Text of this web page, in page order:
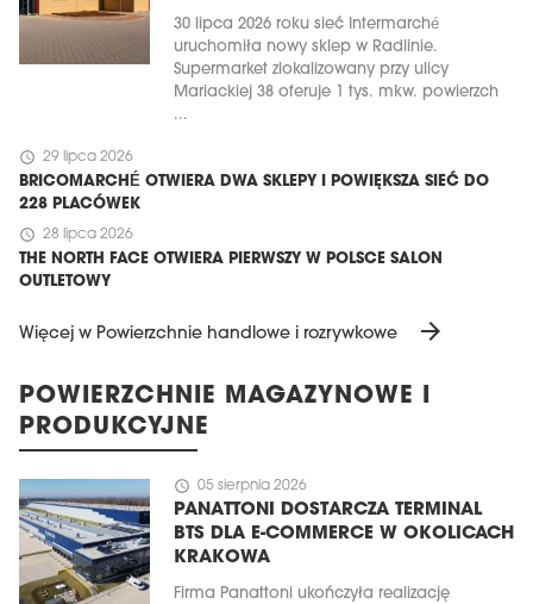
30 lipca 2026 roku sieć Intermarché
uruchomiła nowy sklep w Radlinie.
Supermarket zlokalizowany przy ulicy
Mariackiej 38 oferuje 1 tys. mkw. powierzch
...
schedule 29 lipca 2026
BRICOMARCHÉ OTWIERA DWA SKLEPY I POWIĘKSZA SIEĆ DO
228 PLACÓWEK
schedule 28 lipca 2026
THE NORTH FACE OTWIERA PIERWSZY W POLSCE SALON
OUTLETOWY
Więcej w Powierzchnie handlowe i rozrywkowe arrow_forward
POWIERZCHNIE MAGAZYNOWE I
PRODUKCYJNE
schedule 05 sierpnia 2026
PANATTONI DOSTARCZA TERMINAL
BTS DLA E-COMMERCE W OKOLICACH
KRAKOWA
Firma Panattoni ukończyła realizację